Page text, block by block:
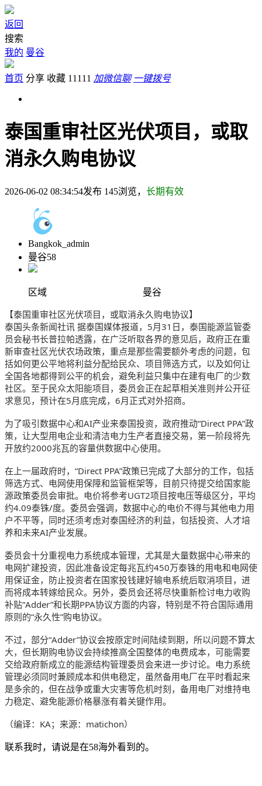
返回
搜索
我的 曼谷
首页 分享 收藏 11111 加微信聊 一键拨号
泰国重审社区光伏项目，或取
消永久购电协议
2026-06-02 08:34:54发布 145浏览， 长期有效
Bangkok_admin
曼谷58
区域 曼谷
【泰国重审社区光伏项目，或取消永久购电协议】
泰国头条新闻社讯 据泰国媒体报道，5月31日，泰国能源监管委
员会秘书长普拉帕透露，在广泛听取各界的意见后，政府正在重
新审查社区光伏农场政策，重点是那些需要额外考虑的问题，包
括如何更公平地将利益分配给民众、项目筛选方式，以及如何让
全国各地都得到公平的机会，避免利益只集中在建有电厂的少数
社区。至于民众太阳能项目，委员会正在起草相关准则并公开征
求意见，预计在5月底完成，6月正式对外招商。
为了吸引数据中心和AI产业来泰国投资，政府推动“Direct PPA”政
策，让大型用电企业和清洁电力生产者直接交易，第一阶段将先
开放约2000兆瓦的容量供数据中心使用。
在上一届政府时，“Direct PPA”政策已完成了大部分的工作，包括
筛选方式、电网使用保障和监管框架等，目前只待提交给国家能
源政策委员会审批。电价将参考UGT2项目按电压等级区分，平均
约4.09泰铢/度。委员会强调，数据中心的电价不得与其他电力用
户不平等，同时还须考虑对泰国经济的利益，包括投资、人才培
养和未来AI产业发展。
委员会十分重视电力系统成本管理，尤其是大量数据中心带来的
电网扩建投资，因此准备设定每兆瓦约450万泰铢的用电和电网使
用保证金，防止投资者在国家投钱建好输电系统后取消项目，进
而将成本转嫁给民众。另外，委员会还将尽快重新检讨电力收购
补贴“Adder”和长期PPA协议方面的内容，特别是不符合国际通用
原则的“永久性”购电协议。
不过，部分“Adder”协议会按原定时间陆续到期，所以问题不算太
大，但长期购电协议会持续推高全国整体的电费成本，可能需要
交给政府新成立的能源结构管理委员会来进一步讨论。电力系统
管理必须同时兼顾成本和供电稳定，虽然备用电厂在平时看起来
是多余的，但在战争或重大灾害等危机时刻，备用电厂对维持电
力稳定、避免能源价格暴涨有着关键作用。
（编译：KA；来源：matichon）
联系我时，请说是在58海外看到的。